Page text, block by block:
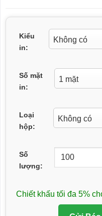
Kiểu
in:
Số mặt
in:
Loại
hộp:
Số
lượng:
Chiết khấu tối đa 5%